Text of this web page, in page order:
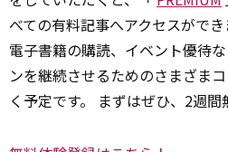
べての有料記事へアクセスがで
電子書籍の購読、イベント優待
ンを継続させるためのさまざま
く予定です。 まずはぜひ、2週間